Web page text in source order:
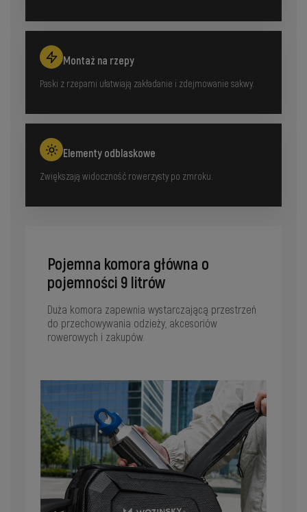
Montaż na rzepy
Paski z rzepami ułatwiają zakładanie i zdejmowanie sakwy.
Elementy odblaskowe
Zwiększają widoczność rowerzysty po zmroku.
Pojemna komora główna o
pojemności 9 litrów
Duża komora zapewnia wystarczającą przestrzeń
do przechowywania odzieży, akcesoriów
rowerowych i zakupów.